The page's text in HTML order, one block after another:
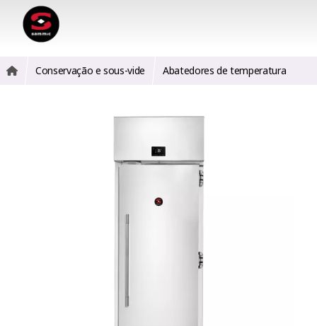
Conservação e sous-vide Abatedores de temperatura